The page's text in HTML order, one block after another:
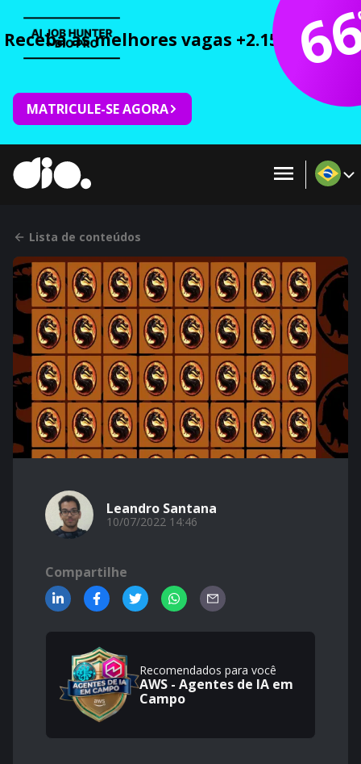
Receba as melhores vagas +2.150 cursos
MATRICULE-SE AGORA
Lista de conteúdos
Leandro Santana
10/07/2022 14:46
Compartilhe
Recomendados para você
AWS - Agentes de IA em
Campo